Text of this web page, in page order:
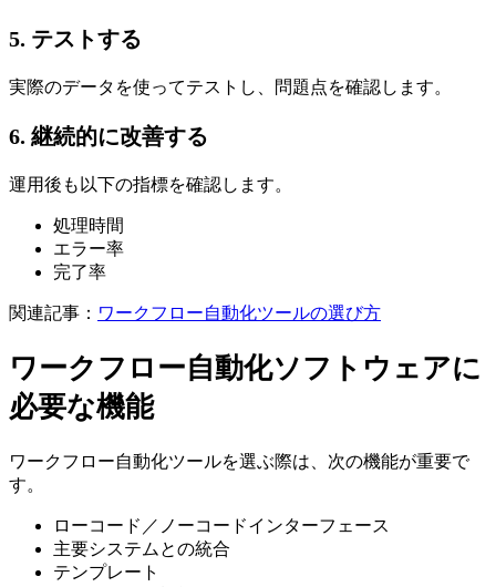
5. テストする
実際のデータを使ってテストし、問題点を確認します。
6. 継続的に改善する
運用後も以下の指標を確認します。
処理時間
エラー率
完了率
関連記事： ワークフロー自動化ツールの選び方
ワークフロー自動化ソフトウェアに
必要な機能
ワークフロー自動化ツールを選ぶ際は、次の機能が重要で
す。
ローコード／ノーコードインターフェース
主要システムとの統合
テンプレート